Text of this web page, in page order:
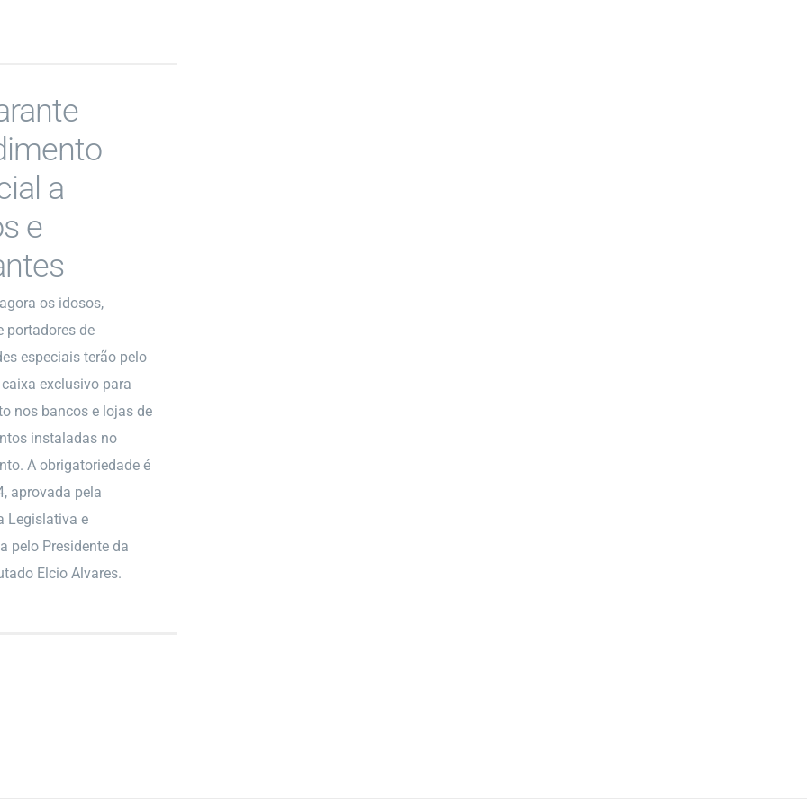
a
e
os idosos,
portadores de
especiais terão pelo
exclusivo para
nos bancos e lojas de
instaladas no
A obrigatoriedade é
aprovada pela
Legislativa e
pelo Presidente da
Elcio Alvares.